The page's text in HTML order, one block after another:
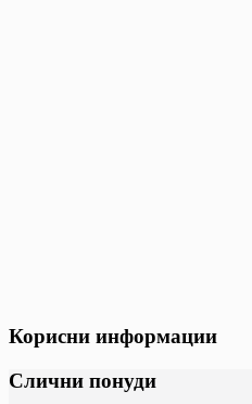
Корисни информации
Слични понуди